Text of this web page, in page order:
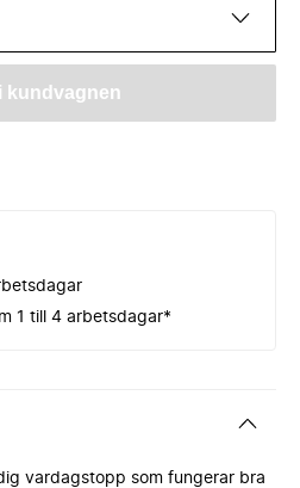
kundvagnen
1 till 4 arbetsdagar*
vardagstopp som fungerar bra